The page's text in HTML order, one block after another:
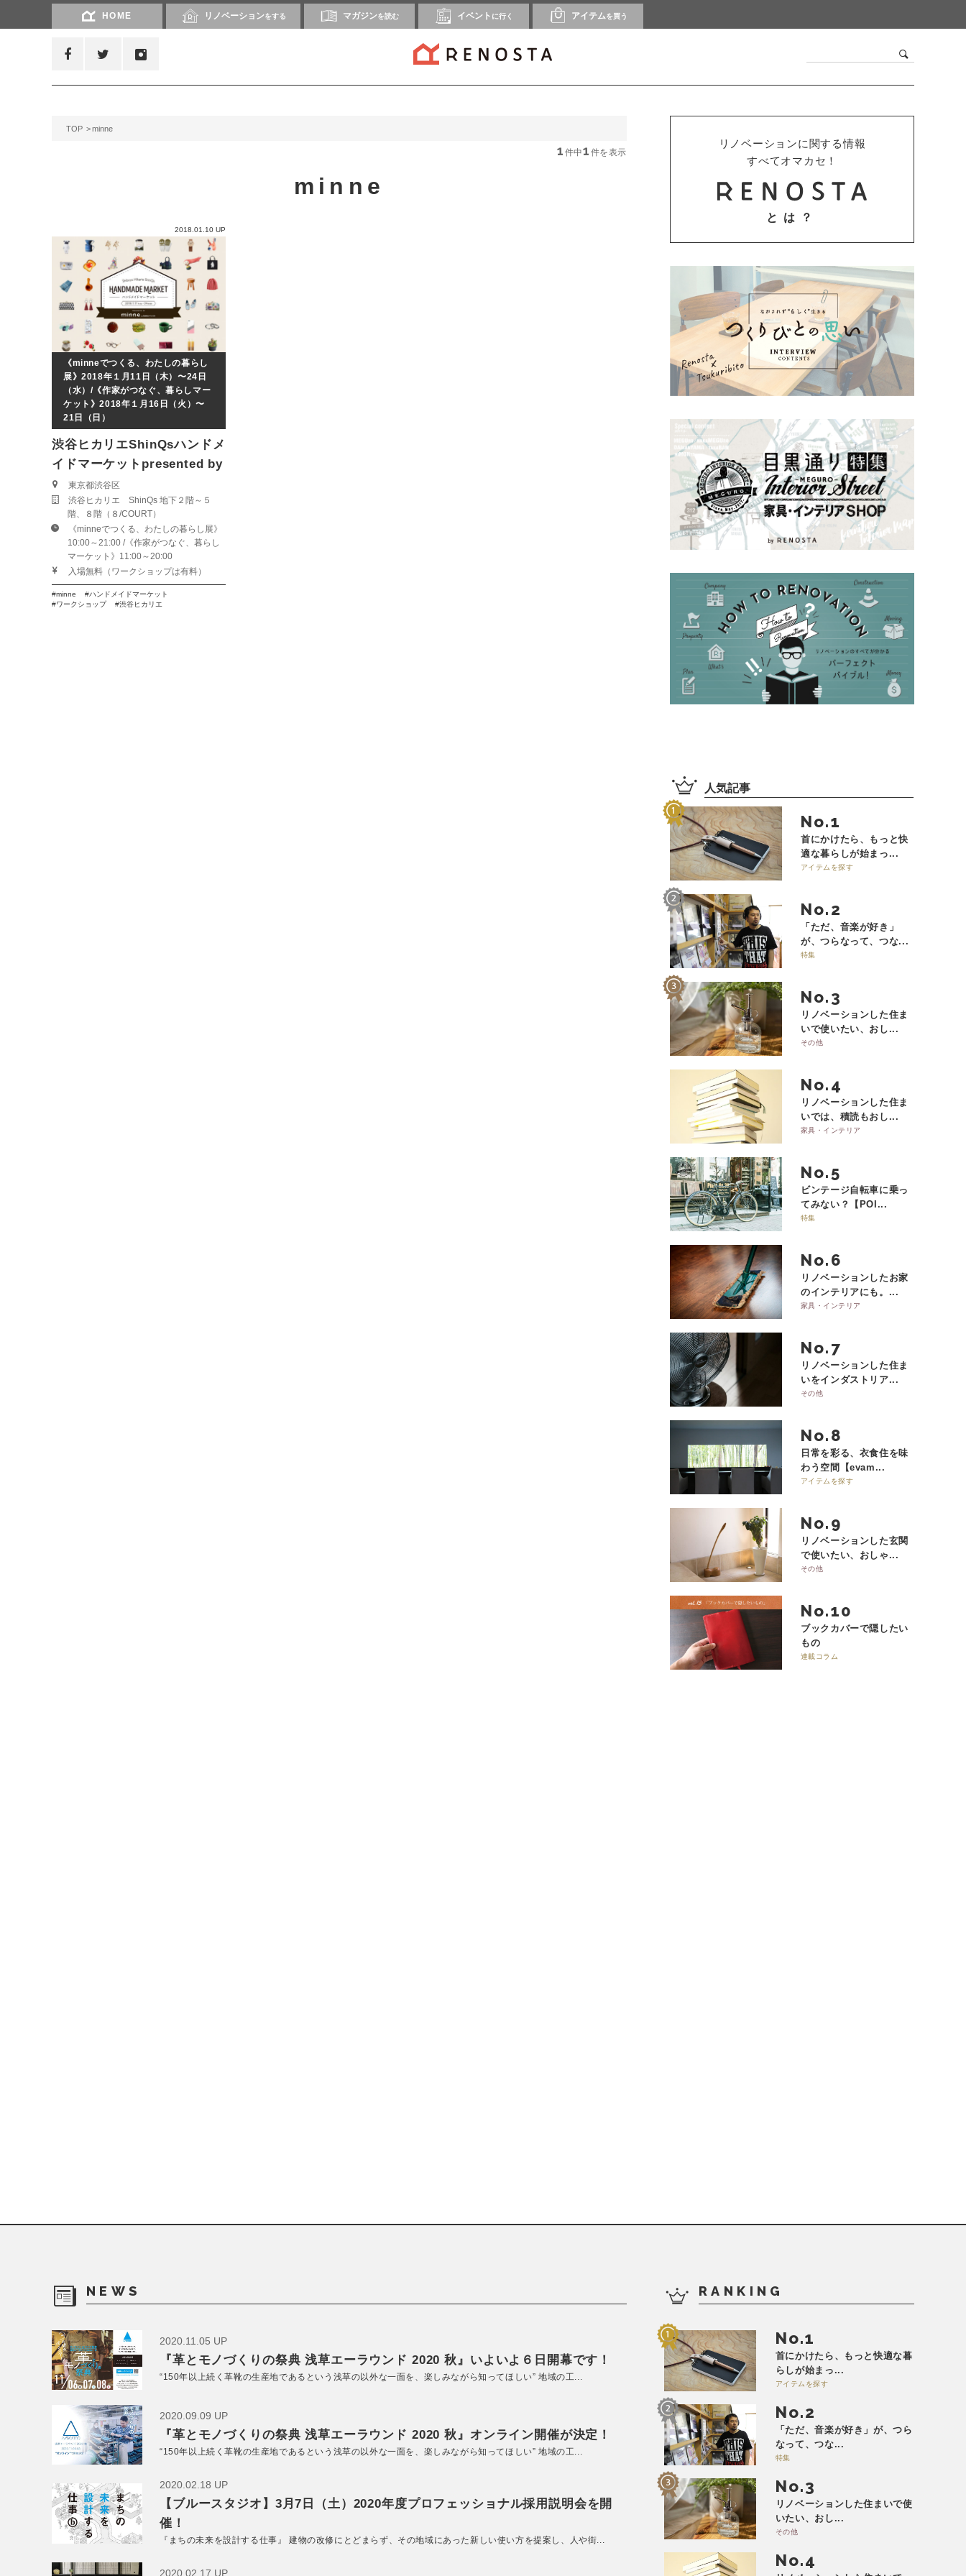
HOME リノベーションをする マガジンを読む イベント に行く アイテムを買う
TOP minne
1 件中1 件を表示
minne
2018.01.10 UP
《minneでつくる、わたしの暮らし
展》2018年１月11日（木）〜24日
（水）/《作家がつなぐ、暮らしマー
ケット》2018年１月16日（火）〜
21日（日）
渋谷ヒカリエShinQsハンドメ
イドマーケットpresented by
minne
東京都渋谷区
渋谷ヒカリエ ShinQs 地下２階～５
階、８階（８/COURT）
《minneでつくる、わたしの暮らし展》
10:00～21:00 /《作家がつなぐ、暮らし
マーケット》11:00～20:00
入場無料（ワークショップは有料）
minne
ハンドメイドマーケット
ワークショップ
渋谷ヒカリエ
リノベーションに関する情報
すべてオマカセ！
とは？
人気記事
No.
首にかけたら、もっと快
適な暮らしが始まっ...
アイテムを探す
No.
「ただ、音楽が好き」
が、つらなって、つな...
特集
No.
リノベーションした住ま
いで使いたい、おし...
その他
No.
リノベーションした住ま
いでは、積読もおし...
家具・インテリア
No.
ビンテージ自転車に乗っ
てみない？【POI...
特集
No.
リノベーションしたお家
のインテリアにも。...
家具・インテリア
No.
リノベーションした住ま
いをインダストリア...
その他
No.
日常を彩る、衣食住を味
わう空間【evam...
アイテムを探す
No.
リノベーションした玄関
で使いたい、おしゃ...
その他
No.
ブックカバーで隠したい
もの
連載コラム
NEWS
2020.11.05 UP
『革とモノづくりの祭典 浅草エーラウンド 2020 秋』いよいよ６日開幕です！
“150年以上続く革靴の生産地であるという浅草の以外な一面を、楽しみながら知ってほしい” 地域の工...
2020.09.09 UP
『革とモノづくりの祭典 浅草エーラウンド 2020 秋』オンライン開催が決定！
“150年以上続く革靴の生産地であるという浅草の以外な一面を、楽しみながら知ってほしい” 地域の工...
2020.02.18 UP
【ブルースタジオ】3月7日（土）2020年度プロフェッショナル採用説明会を開
催！
『まちの未来を設計する仕事』 建物の改修にとどまらず、その地域にあった新しい使い方を提案し、人や街...
2020.02.17 UP
RANKING
No.
首にかけたら、もっと快適な暮
らしが始まっ...
アイテムを探す
No.
「ただ、音楽が好き」が、つら
なって、つな...
特集
No.
リノベーションした住まいで使
いたい、おし...
その他
No.